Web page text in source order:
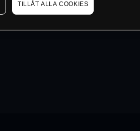
TILLÅT ALLA COOKIES